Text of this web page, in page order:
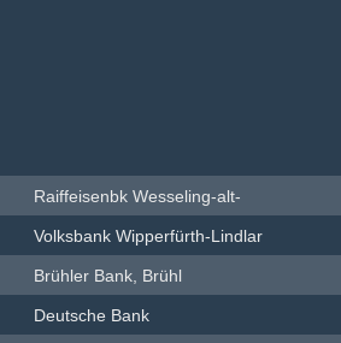
Raiffeisenbk Wesseling-alt-
Volksbank Wipperfürth-Lindlar
Brühler Bank, Brühl
Deutsche Bank